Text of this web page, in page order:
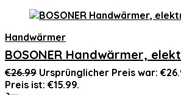
Handwärmer
BOSONER Handwärmer,
€26.99 Ursprünglicher Preis war:
Preis ist: €15.99.